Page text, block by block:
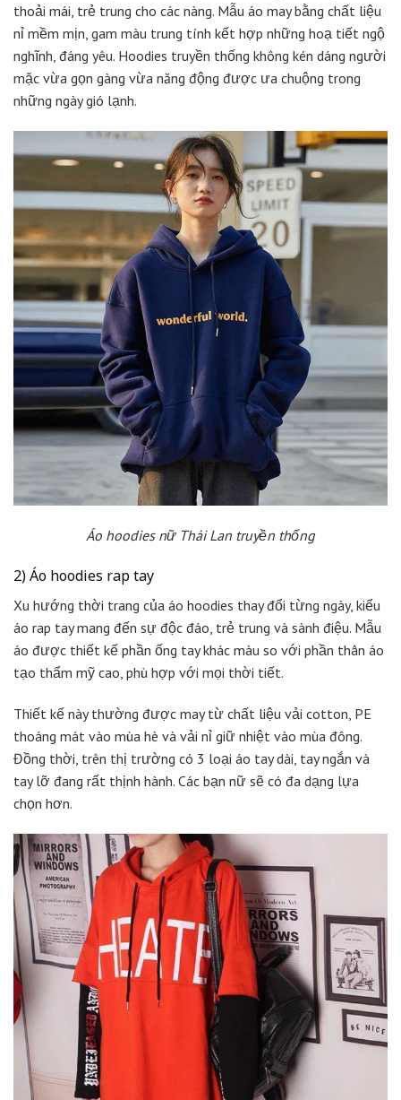
thoải mái, trẻ trung cho các nàng. Mẫu áo may bằng chất liệu
nỉ mềm mịn, gam màu trung tính kết hợp những hoạ tiết ngộ
nghĩnh, đáng yêu. Hoodies truyền thống không kén dáng người
mặc vừa gọn gàng vừa năng động được ưa chuộng trong
những ngày gió lạnh.
Áo hoodies nữ Thái Lan truyền thống
2) Áo hoodies rap tay
Xu hướng thời trang của áo hoodies thay đổi từng ngày, kiểu
áo rap tay mang đến sự độc đáo, trẻ trung và sành điệu. Mẫu
áo được thiết kế phần ống tay khác màu so với phần thân áo
tạo thẩm mỹ cao, phù hợp với mọi thời tiết.
Thiết kế này thường được may từ chất liệu vải cotton, PE
thoáng mát vào mùa hè và vải nỉ giữ nhiệt vào mùa đông.
Đồng thời, trên thị trường có 3 loại áo tay dài, tay ngắn và
tay lỡ đang rất thịnh hành. Các bạn nữ sẽ có đa dạng lựa
chọn hơn.